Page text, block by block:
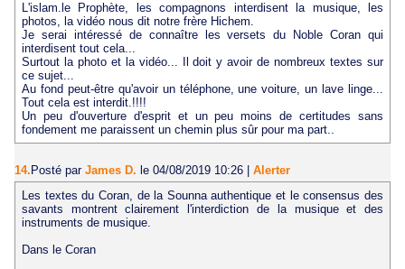
L'islam.le Prophète, les compagnons interdisent la musique, les
photos, la vidéo nous dit notre frère Hichem.
Je serai intéressé de connaître les versets du Noble Coran qui
interdisent tout cela...
Surtout la photo et la vidéo... Il doit y avoir de nombreux textes sur
ce sujet...
Au fond peut-être qu'avoir un téléphone, une voiture, un lave linge...
Tout cela est interdit.!!!!
Un peu d'ouverture d'esprit et un peu moins de certitudes sans
fondement me paraissent un chemin plus sûr pour ma part..
14. Posté par James D. le 04/08/2019 10:26
Alerter
Les textes du Coran, de la Sounna authentique et le consensus des
savants montrent clairement l'interdiction de la musique et des
instruments de musique.
Dans le Coran